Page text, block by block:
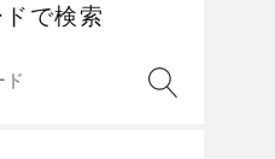
で検索